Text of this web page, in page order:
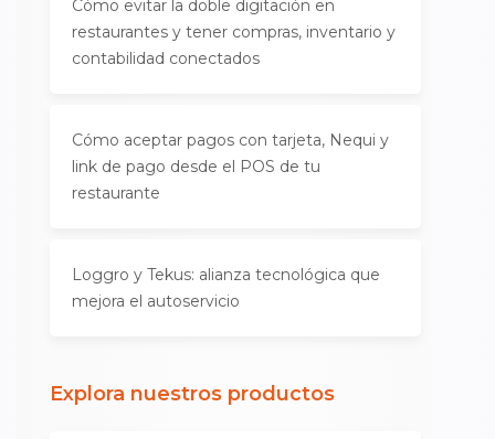
Cómo evitar la doble digitación en
restaurantes y tener compras, inventario y
contabilidad conectados
Cómo aceptar pagos con tarjeta, Nequi y
link de pago desde el POS de tu
restaurante
Loggro y Tekus: alianza tecnológica que
mejora el autoservicio
Explora nuestros productos